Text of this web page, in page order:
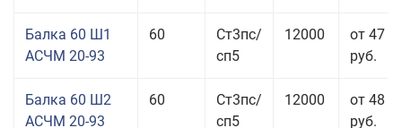
Балка 60 Ш1
АСЧМ 20-93
60
Ст3пс/
сп5
12000
от 47
руб.
Балка 60 Ш2
АСЧМ 20-93
60
Ст3пс/
сп5
12000
от 48
руб.